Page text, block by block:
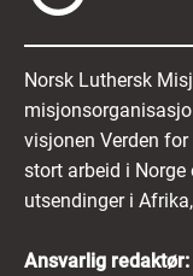
Norsk Luthersk
visjonen Verden
stort arbeid i
utsendinger i
Ansvarlig redaktør: